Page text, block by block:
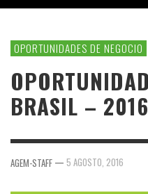
OPORTUNIDADES DE NEGOCIO
BRASIL – 2016
AGEM-STAFF — 5 AGOSTO, 2016